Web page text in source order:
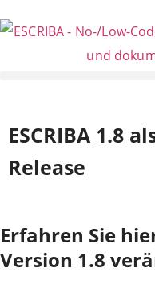
ESCRIBA 1.8
Release
Erfahren Sie
Version 1.8